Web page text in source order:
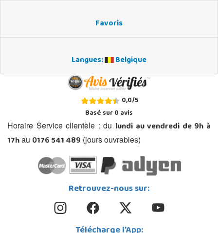
Favoris
Langues: Belgique
0,0/5
Basé sur0avis
Horaire Service clientèle : du lundi au vendredi de 9h à
17hau 0176 541 489 (jours ouvrables)
Retrouvez-nous sur: